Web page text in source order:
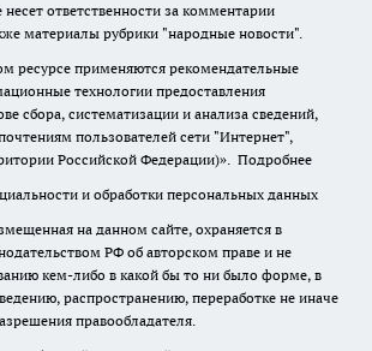
несет ответственности за комментарии
материалы рубрики "народные новости".
ресурсе применяются рекомендательные
технологии предоставления
сбора, систематизации и анализа сведений,
пользователей сети "Интернет",
Российской Федерации)». Подробнее
и обработки персональных данных
на данном сайте, охраняется в
РФ об авторском праве и не
кем-либо в какой бы то ни было форме, в
распространению, переработке не иначе
правообладателя.